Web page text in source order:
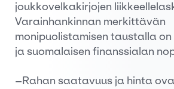
joukkovelkakirjojen
Varainhankinnan merkittävän
monipuolistamisen taustalla
ja suomalaisen finanssialan
–Rahan saatavuus ja hinta